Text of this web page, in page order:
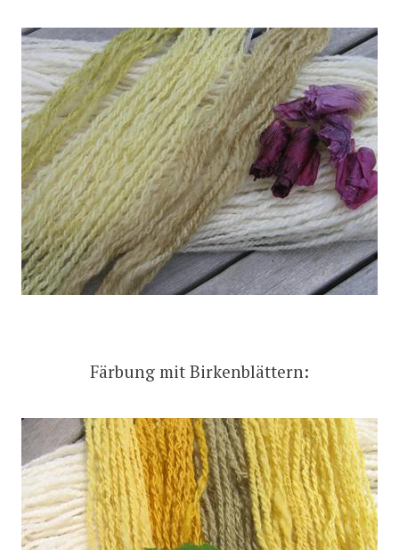
Färbung mit Birkenblättern: